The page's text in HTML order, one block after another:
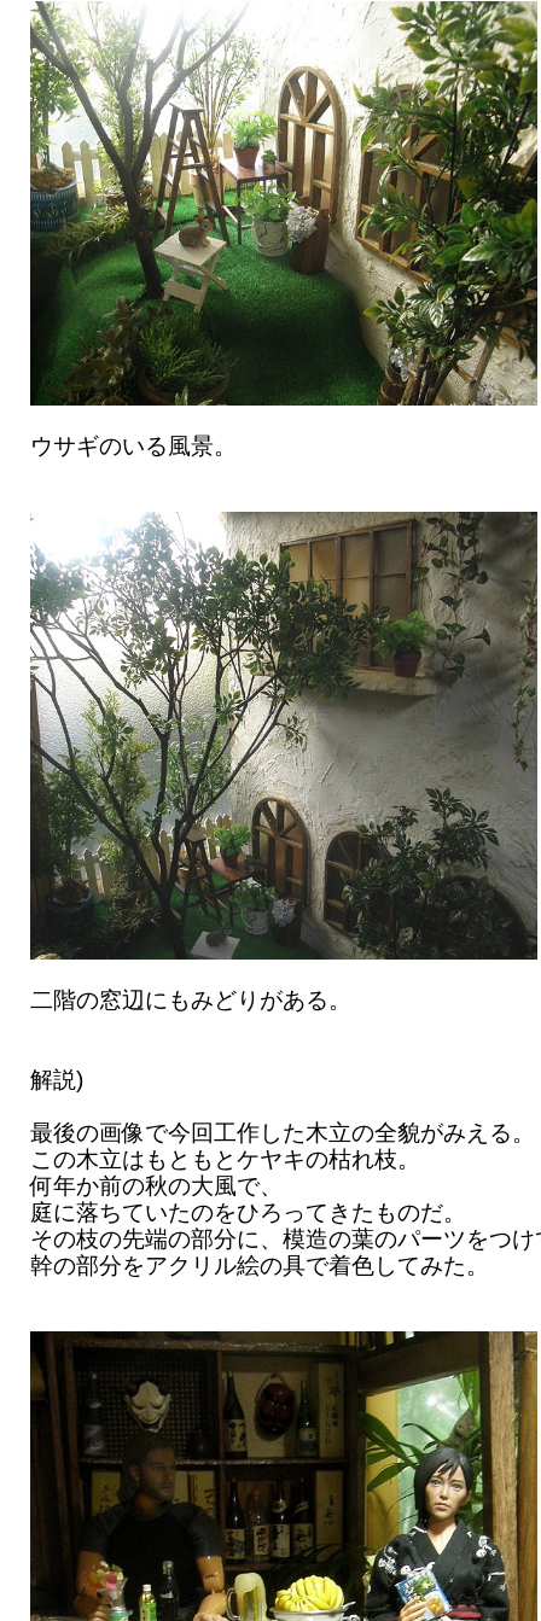
ウサギのいる風景。
二階の窓辺にもみどりがある。
解説)
最後の画像で今回工作した木立の全貌がみえる。
この木立はもともとケヤキの枯れ枝。
何年か前の秋の大風で、
庭に落ちていたのをひろってきたものだ。
その枝の先端の部分に、模造の葉のパーツをつけ
幹の部分をアクリル絵の具で着色してみた。